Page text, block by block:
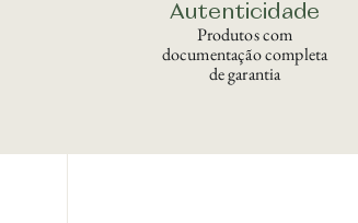
Autenticidade
Produtos com
documentação completa
de garantia